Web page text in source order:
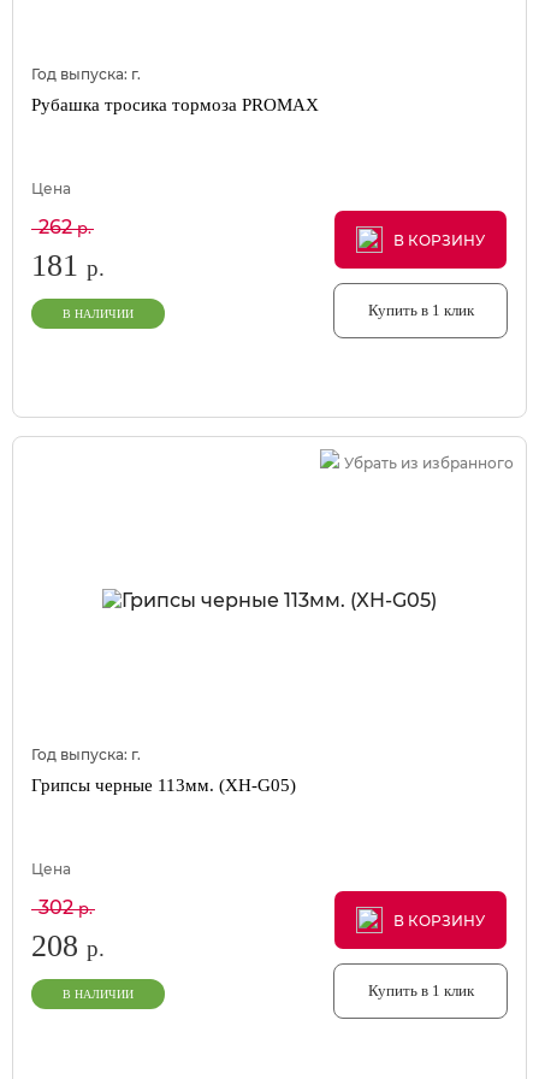
Год выпуска: г.
Рубашка тросика тормоза PROMAX
Цена
262р.
181 р.
В НАЛИЧИИ
В КОРЗИНУ
В КОРЗИНУ
В КОРЗИНУ
Купить в 1 клик
Убрать из избранного
Год выпуска: г.
Грипсы черные 113мм. (XH-G05)
Цена
302р.
208 р.
В НАЛИЧИИ
В КОРЗИНУ
В КОРЗИНУ
В КОРЗИНУ
Купить в 1 клик